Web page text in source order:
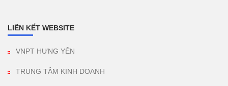
LIÊN KẾT WEBSITE
VNPT HƯNG YÊN
TRUNG TÂM KINH DOANH